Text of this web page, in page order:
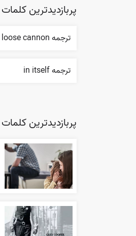
پربازدیدترین
ترجمه loose cannon
ترجمه in itself
پربازدیدترین